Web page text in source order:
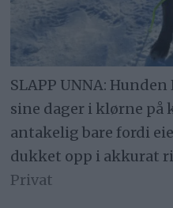
SLAPP UNNA:
sine dager i klørne på
antakelig bare fordi
dukket opp i akkurat
Privat